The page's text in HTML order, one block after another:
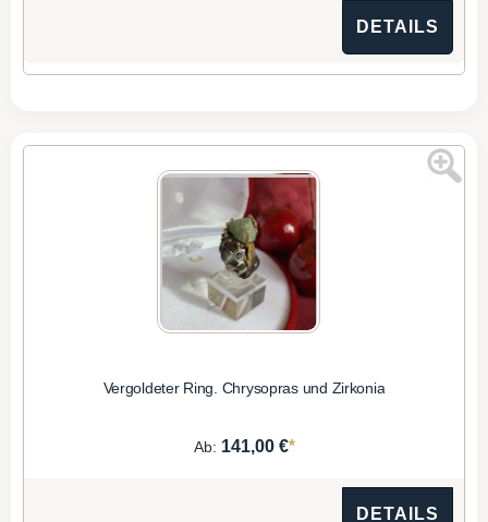
DETAILS
Vergoldeter Ring. Chrysopras und Zirkonia
Ab: 141,00 €*
DETAILS